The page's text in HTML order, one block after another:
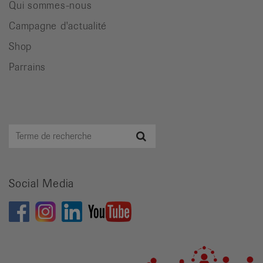
Qui sommes-nous
Campagne d'actualité
Shop
Parrains
Terme
Social Media